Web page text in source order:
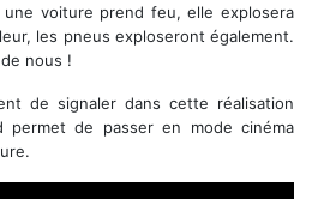
voiture prend feu, elle explosera
les pneus exploseront également.
nous !
de signaler dans cette réalisation
permet de passer en mode cinéma